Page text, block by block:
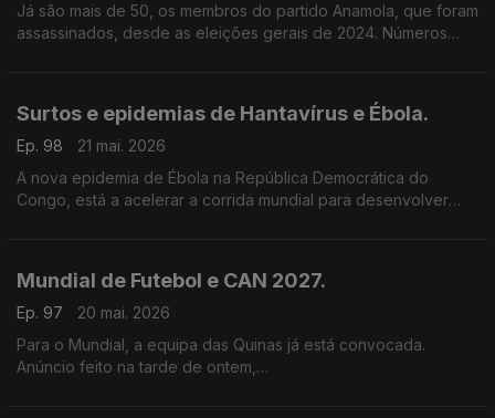
Já são mais de 50, os membros do partido Anamola, que foram
assassinados, desde as eleições gerais de 2024. Números
Surtos e epidemias de Hantavírus e Ébola.
Ep. 98
21 mai. 2026
A nova epidemia de Ébola na República Democrática do
Congo, está a acelerar a corrida mundial para desenvolver
pandemias, garante que os novos regulamentos sanitários
internacionais criados após a Covid, estão a funcionar e que
Mundial de Futebol e CAN 2027.
Ep. 97
20 mai. 2026
Para o Mundial, a equipa das Quinas já está convocada.
Anúncio feito na tarde de ontem,